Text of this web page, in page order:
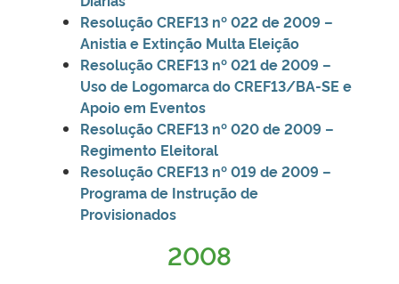
Resolução CREF13 nº 022 de 2009 –
Anistia e Extinção Multa Eleição
Resolução CREF13 nº 021 de 2009 –
Uso de Logomarca do CREF13/BA-SE e
Apoio em Eventos
Resolução CREF13 nº 020 de 2009 –
Regimento Eleitoral
Resolução CREF13 nº 019 de 2009 –
Programa de Instrução de
Provisionados
2008